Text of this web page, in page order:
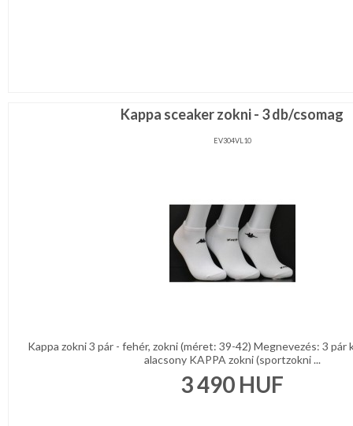
Kappa sceaker zokni - 3 db/csomag
EV304VL10
Kappa zokni 3 pár - fehér, zokni (méret: 39-42) Megnevezés: 3 pár
alacsony KAPPA zokni (sportzokni ...
3 490 HUF